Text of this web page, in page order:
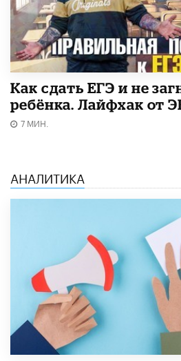
​Как сдать ЕГЭ и не
ребёнка. Лайфхак от
7 МИН.
АНАЛИТИКА